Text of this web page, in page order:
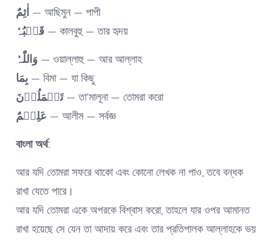
اٰثِمٌ — আছিমুন — পাপী
قَلۡبُہٗ — কালবুহু — তার হৃদয়
وَاللّٰہُ — ওয়াল্লাহু — আর আল্লাহ
بِمَا— বিমা — যা কিছু
تَعۡمَلُوۡنَ— তা‘মালূনা — তোমরা করো
عَلِیۡمٌ — আলীম — সর্বজ্ঞ
বাংলা অর্থ:
আর যদি তোমরা সফরে থাকো এবং কোনো লেখক না পাও, তবে বন্ধক
রাখা যেতে পারে।
আর যদি তোমরা একে অপরকে বিশ্বাস করো, তাহলে যার ওপর আমানত
রাখা হয়েছে সে যেন তা আদায় করে এবং তার প্রতিপালক আল্লাহকে ভয়